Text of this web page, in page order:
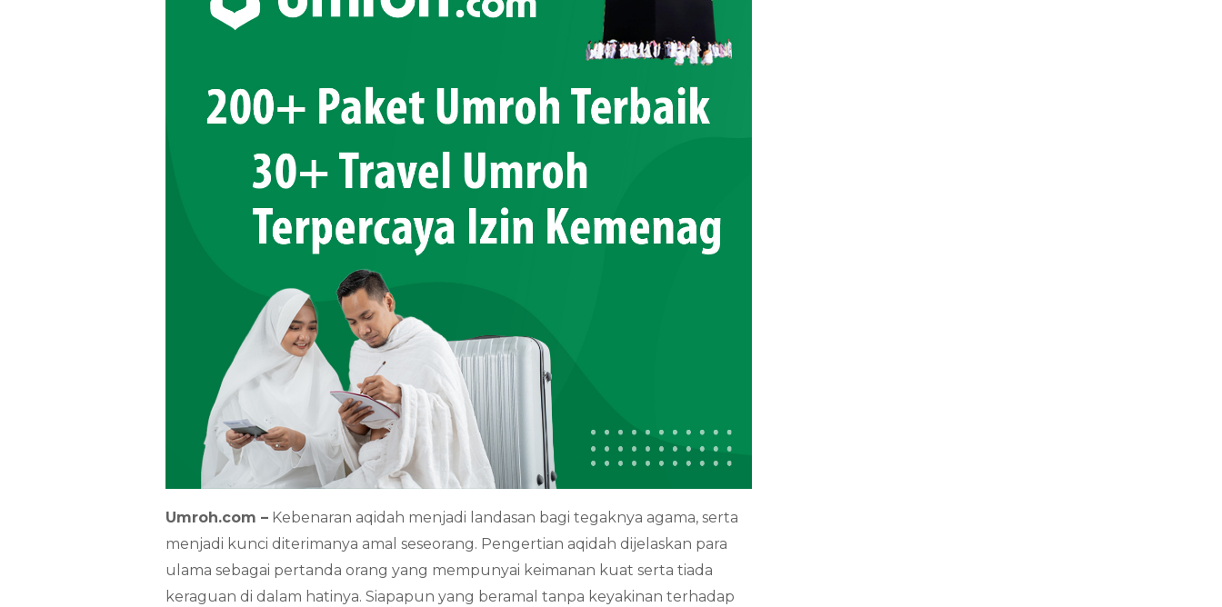
Umroh.com –Kebenaran aqidah menjadi landasan bagi tegaknya agama, serta
menjadi kunci diterimanya amal seseorang. Pengertian aqidah dijelaskan para
ulama sebagai pertanda orang yang mempunyai keimanan kuat serta tiada
keraguan di dalam hatinya. Siapapun yang beramal tanpa keyakinan terhadap